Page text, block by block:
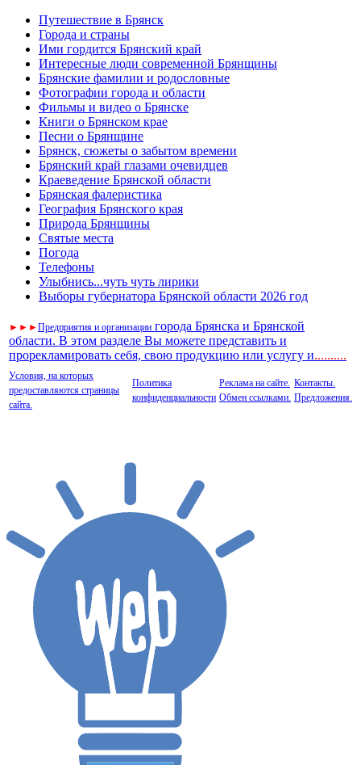
Путешествие в Брянск
Города и страны
Ими гордится Брянский край
Интересные люди современной Брянщины
Брянские фамилии и родословные
Фотографии города и области
Фильмы и видео о Брянске
Книги о Брянском крае
Песни о Брянщине
Брянск, сюжеты о забытом времени
Брянский край глазами очевидцев
Краеведение Брянской области
Брянская фалеристика
География Брянского края
Природа Брянщины
Святые места
Погода
Телефоны
Улыбнись...чуть чуть лирики
Выборы губернатора Брянской области 2026 год
► ► ►Предприятия и организации города Брянска и Брянской
области. В этом разделе Вы можете представить и
прорекламировать себя, свою продукцию или услугу и..........
Условия, на которых
предоставляются страницы
сайта.
Политика
конфиденциальности
Реклама на сайте.
Обмен ссылками.
Контакты.
Предложения.